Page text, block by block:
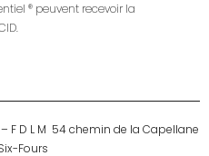
® peuvent recevoir la
F D L M 54 chemin de la Capellane
Fours